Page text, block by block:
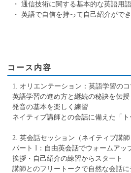
・ 通信技術に関する基本的な英語用
・ 英語で自信を持って自己紹介がで
コース内容
1. オリエンテーション：英語学習の
英語学習の進め方と継続の秘訣を伝授
発音の基本を楽しく練習
ネイティブ講師との会話に備えた「
2. 英会話セッション（ネイティブ講師
パート I：自由英会話でウォームアッ
挨拶・自己紹介の練習からスタート
講師とのフリートークで自然な会話に